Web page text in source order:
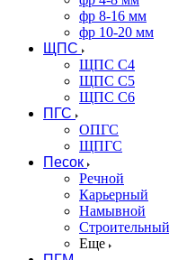
фр 8-16 мм
фр 10-20 мм
ЩПС
ЩПС С4
ЩПС С5
ЩПС С6
ПГС
ОПГС
ЩПГС
Песок
Речной
Карьерный
Намывной
Строительный
Еще